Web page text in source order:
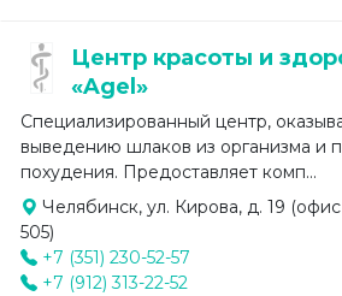
Центр красоты и
«Agel»
Специализированный центр,
выведению шлаков из организма и
похудения. Предоставляет комп...
Челябинск, ул. Кирова, д. 19 (офис
505)
+7 (351) 230-52-57
+7 (912) 313-22-52